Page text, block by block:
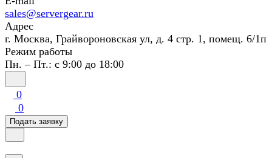
sales@servergear.ru
Адрес
г. Москва, Грайвороновская ул, д. 4 стр. 1, помещ. 6/1п
Режим работы
Пн. – Пт.: с 9:00 до 18:00
0
0
Подать заявку